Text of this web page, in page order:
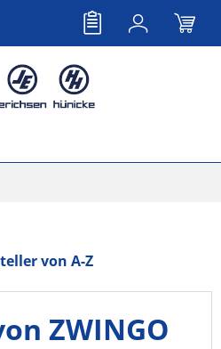
von A-Z
ZWINGO